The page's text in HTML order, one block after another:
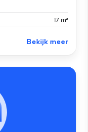
17 m²
Bekijk meer